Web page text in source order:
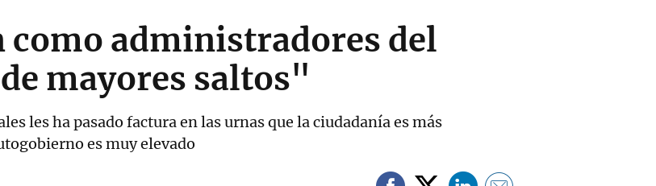
como administradores del
mayores saltos"
les ha pasado factura en las urnas que la ciudadanía es más
es muy elevado